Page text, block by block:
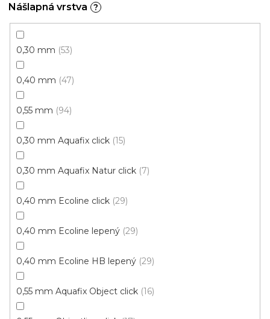
Nášlapná vrstva ?
0,30 mm 53
0,40 mm 47
0,55 mm 94
0,30 mm Aquafix click 15
0,30 mm Aquafix Natur click 7
0,40 mm Ecoline click 29
0,40 mm Ecoline lepený 29
0,40 mm Ecoline HB lepený 29
0,55 mm Aquafix Object click 16
Ecoline Click (plovoucí)